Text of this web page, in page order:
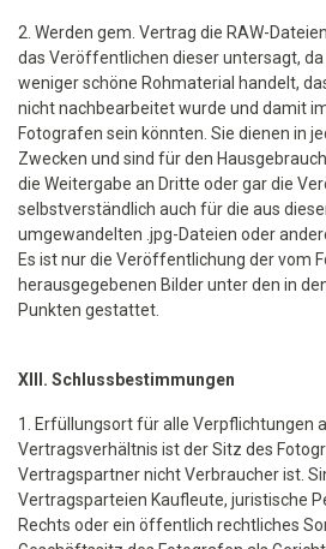
2. Werden gem. Vertrag die RAW-
das Veröffentlichen dieser untersagt,
weniger schöne Rohmaterial handelt,
nicht nachbearbeitet wurde und damit
Fotografen sein könnten. Sie dienen in
Zwecken und sind für den
die Weitergabe an Dritte oder gar die
selbstverständlich auch für die aus
umgewandelten .jpg-Dateien oder
Es ist nur die Veröffentlichung der vom
herausgegebenen Bilder unter den in
Punkten gestattet.
XIII. Schlussbestimmungen
1. Erfüllungsort für alle Verpflichtungen
Vertragsverhältnis ist der Sitz des
Vertragspartner nicht Verbraucher ist.
Vertragsparteien Kaufleute, juristische
Rechts oder ein öffentlich rechtliches